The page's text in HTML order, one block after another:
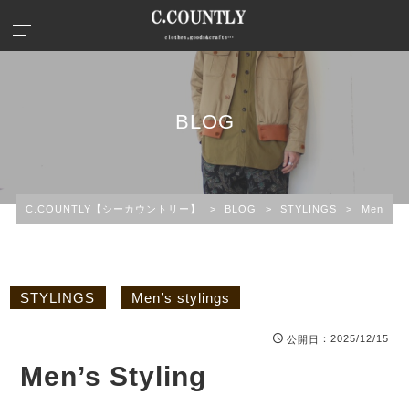
BLOG
C.COUNTLY【シーカウントリー】 > BLOG > STYLINGS > Men’s
STYLINGS Men’s stylings
公開日 ：2025/12/15
Men’s Styling